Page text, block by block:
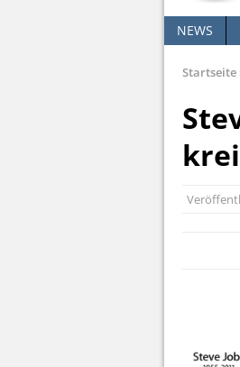
NEWS
Startseite